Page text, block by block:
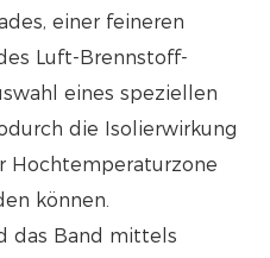
einer feineren
Luft-Brennstoff-
eines speziellen
die Isolierwirkung
Hochtemperaturzone
können.
das Band mittels